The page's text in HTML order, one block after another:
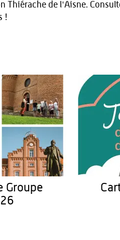
Thiérache de l'Aisne.
!
Groupe